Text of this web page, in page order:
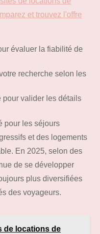
et trouvez l'offre
évaluer la fiabilité de
recherche selon les
pour valider les détails
pour les séjours
et des logements
En 2025, selon des
de se développer
plus diversifiées
des voyageurs.
de locations de